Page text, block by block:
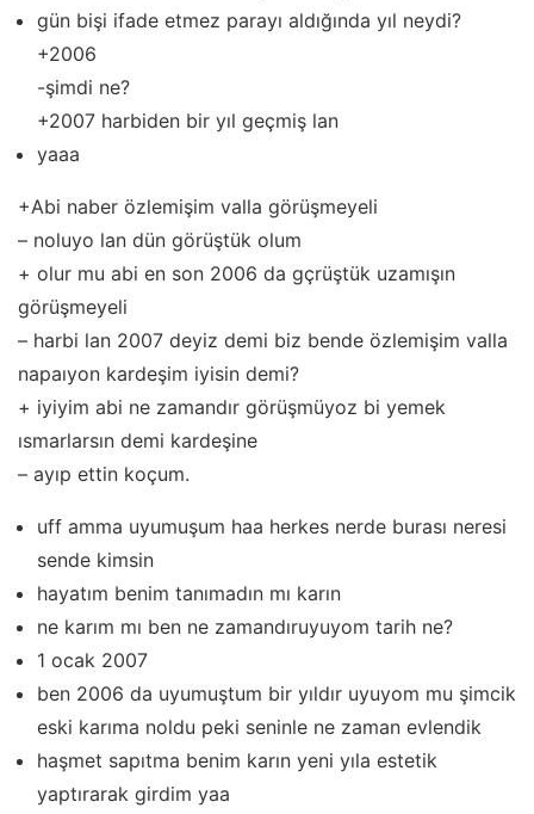
gün bişi ifade etmez parayı aldığında yıl neydi?
+2006
-şimdi ne?
+2007 harbiden bir yıl geçmiş lan
yaaa
+Abi naber özlemişim valla görüşmeyeli
– noluyo lan dün görüştük olum
+ olur mu abi en son 2006 da gçrüştük uzamışın
görüşmeyeli
– harbi lan 2007 deyiz demi biz bende özlemişim valla
napaıyon kardeşim iyisin demi?
+ iyiyim abi ne zamandır görüşmüyoz bi yemek
ısmarlarsın demi kardeşine
– ayıp ettin koçum.
uff amma uyumuşum haa herkes nerde burası neresi
sende kimsin
hayatım benim tanımadın mı karın
ne karım mı ben ne zamandıruyuyom tarih ne?
1 ocak 2007
ben 2006 da uyumuştum bir yıldır uyuyom mu şimcik
eski karıma noldu peki seninle ne zaman evlendik
haşmet sapıtma benim karın yeni yıla estetik
yaptırarak girdim yaa